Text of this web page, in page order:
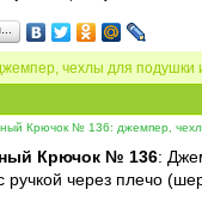
чехлы для подушки
Крючок № 136: джемпер,
Крючок № 136:
ручкой через плечо